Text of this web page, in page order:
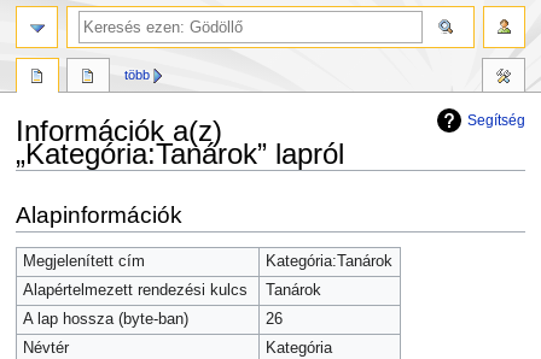
Segítség
Információk a(z)
„Kategória:Tanárok” lapról
a
navigációhoz
a
kereséshez
Alapinformációk
Megjelenített cím
Kategória:Tanárok
Alapértelmezett rendezési kulcs
Tanárok
A lap hossza (byte-ban)
26
Névtér
Kategória
több